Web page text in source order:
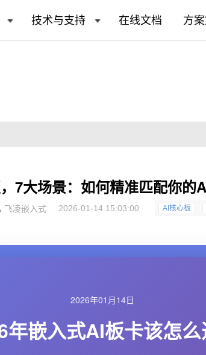
技术与支持 在线文档 方
7大场景：如何精准匹配你的
飞凌嵌入式 2026-01-14 15:03:00 AI核心板
2026年01月14日
年嵌入式AI板卡该怎么